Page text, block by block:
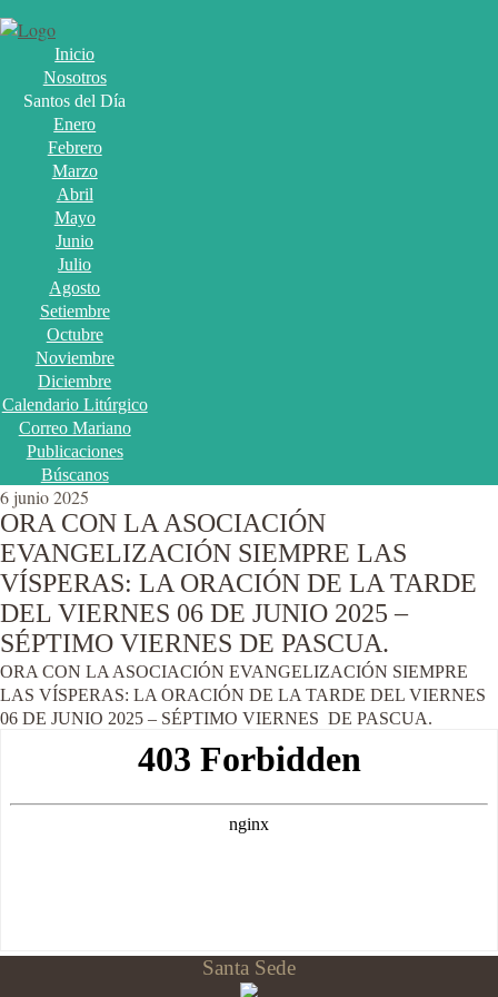
Inicio
Nosotros
Santos del Día
Enero
Febrero
Marzo
Abril
Mayo
Junio
Julio
Agosto
Setiembre
Octubre
Noviembre
Diciembre
Calendario Litúrgico
Correo Mariano
Publicaciones
Búscanos
6 junio 2025
ORA CON LA ASOCIACIÓN
EVANGELIZACIÓN SIEMPRE LAS
VÍSPERAS: LA ORACIÓN DE LA TARDE
DEL VIERNES 06 DE JUNIO 2025 –
SÉPTIMO VIERNES DE PASCUA.
ORA CON LA ASOCIACIÓN EVANGELIZACIÓN SIEMPRE
LAS VÍSPERAS: LA ORACIÓN DE LA TARDE DEL VIERNES
06 DE JUNIO 2025 – SÉPTIMO VIERNES DE PASCUA.
Santa Sede